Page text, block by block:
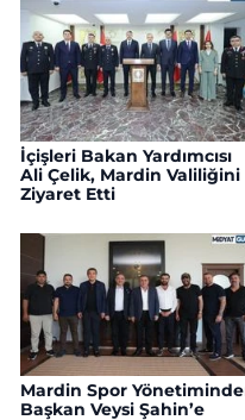
İçişleri Bakan Yardımcısı
Ali Çelik, Mardin Valiliğini
Ziyaret Etti
Mardin Spor
Başkan Veysi Şahin’e